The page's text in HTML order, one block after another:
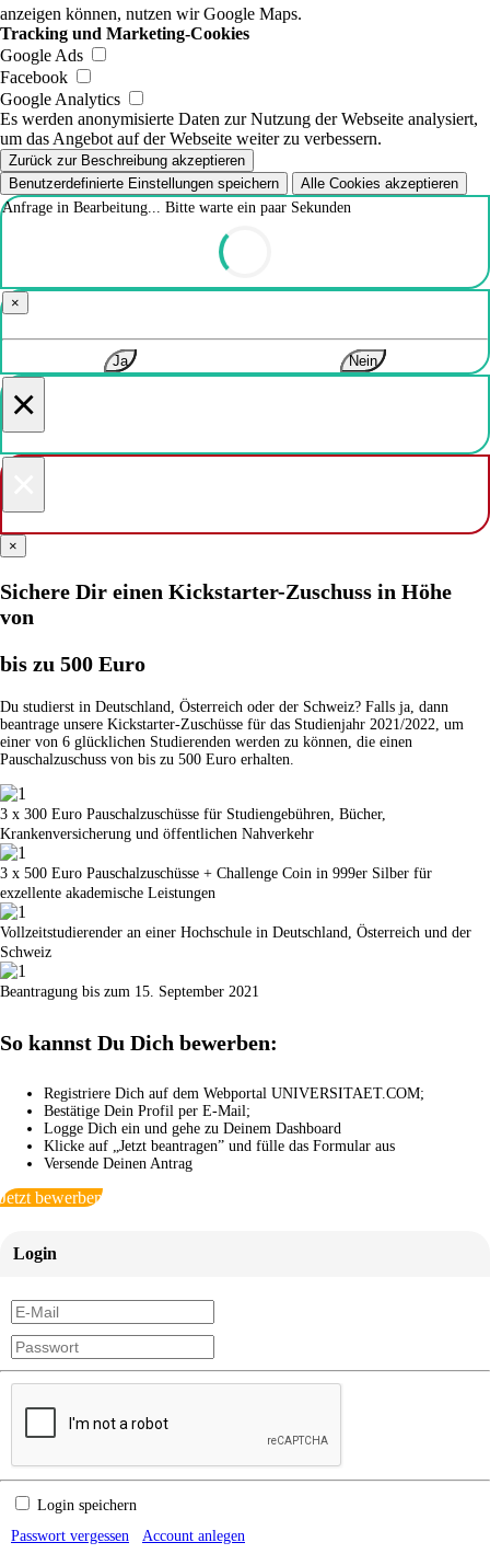
anzeigen können, nutzen wir Google Maps.
Tracking und Marketing-Cookies
Google Ads
Facebook
Google Analytics
Es werden anonymisierte Daten zur Nutzung der Webseite analysiert,
um das Angebot auf der Webseite weiter zu verbessern.
Zurück zur Beschreibung akzeptieren
Benutzerdefinierte Einstellungen speichern
Alle Cookies akzeptieren
Anfrage in Bearbeitung... Bitte warte ein paar Sekunden
×
Ja Nein
×
×
Sichere Dir einen Kickstarter-Zuschuss in Höhe
von
bis zu 500 Euro
Du studierst in Deutschland, Österreich oder der Schweiz? Falls ja, dann
beantrage unsere Kickstarter-Zuschüsse für das Studienjahr 2021/2022, um
einer von 6 glücklichen Studierenden werden zu können, die einen
Pauschalzuschuss von bis zu 500 Euro erhalten.
3 x 300 Euro Pauschalzuschüsse für Studiengebühren, Bücher,
Krankenversicherung und öffentlichen Nahverkehr
3 x 500 Euro Pauschalzuschüsse + Challenge Coin in 999er Silber für
exzellente akademische Leistungen
Vollzeitstudierender an einer Hochschule in Deutschland, Österreich und der
Schweiz
Beantragung bis zum 15. September 2021
So kannst Du Dich bewerben:
Registriere Dich auf dem Webportal UNIVERSITAET.COM;
Bestätige Dein Profil per E-Mail;
Logge Dich ein und gehe zu Deinem Dashboard
Klicke auf „Jetzt beantragen” und fülle das Formular aus
Versende Deinen Antrag
Jetzt bewerben
Login
Login speichern
Passwort vergessen
Account anlegen